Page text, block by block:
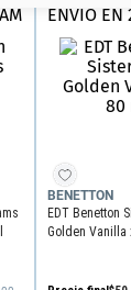
ENVÍO EN
BENETTON
EDT Benetton
Golden Vanilla